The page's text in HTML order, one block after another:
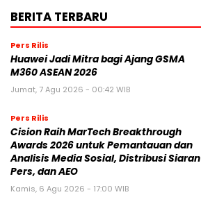
BERITA TERBARU
Pers Rilis
Huawei Jadi Mitra bagi Ajang GSMA
M360 ASEAN 2026
Jumat, 7 Agu 2026 - 00:42 WIB
Pers Rilis
Cision Raih MarTech Breakthrough
Awards 2026 untuk Pemantauan dan
Analisis Media Sosial, Distribusi Siaran
Pers, dan AEO
Kamis, 6 Agu 2026 - 17:00 WIB